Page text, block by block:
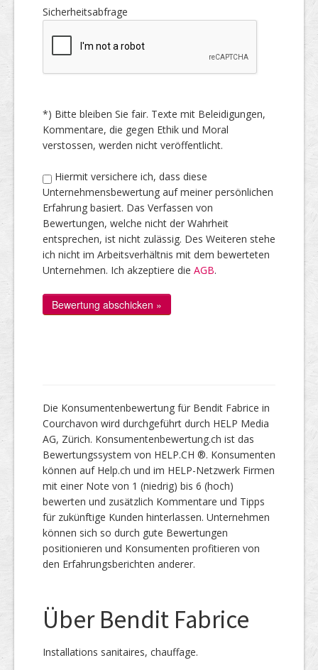
Sicherheitsabfrage
*) Bitte bleiben Sie fair. Texte mit Beleidigungen,
Kommentare, die gegen Ethik und Moral
verstossen, werden nicht veröffentlicht.
Hiermit versichere ich, dass diese
Unternehmensbewertung auf meiner persönlichen
Erfahrung basiert. Das Verfassen von
Bewertungen, welche nicht der Wahrheit
entsprechen, ist nicht zulässig. Des Weiteren stehe
ich nicht im Arbeitsverhältnis mit dem bewerteten
Unternehmen. Ich akzeptiere die AGB.
Die Konsumentenbewertung für Bendit Fabrice in
Courchavon wird durchgeführt durch HELP Media
AG, Zürich. Konsumentenbewertung.ch ist das
Bewertungssystem von HELP.CH ®. Konsumenten
können auf Help.ch und im HELP-Netzwerk Firmen
mit einer Note von 1 (niedrig) bis 6 (hoch)
bewerten und zusätzlich Kommentare und Tipps
für zukünftige Kunden hinterlassen. Unternehmen
können sich so durch gute Bewertungen
positionieren und Konsumenten profitieren von
den Erfahrungsberichten anderer.
Über Bendit Fabrice
Installations sanitaires, chauffage.